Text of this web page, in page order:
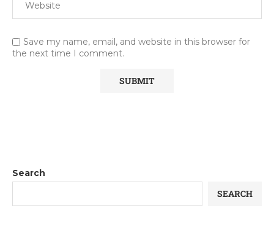
Save my name, email, and website in this browser for
the next time I comment.
Search
SEARCH